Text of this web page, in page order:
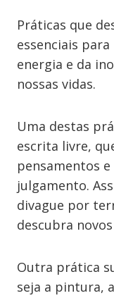
Práticas que
essenciais
energia e da
nossas vidas.
Uma destas
escrita livre,
pensamentos
julgamento.
divague por
descubra
Outra prática
seja a pintura,